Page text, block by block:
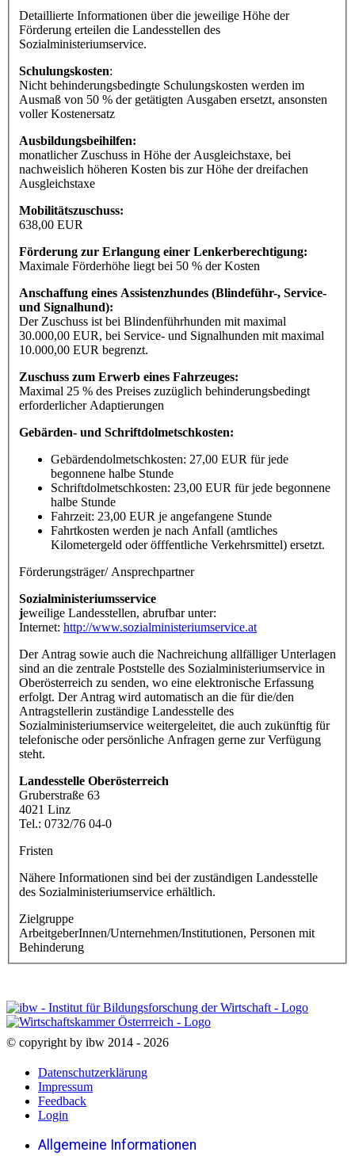
Detaillierte Informationen über die jeweilige Höhe der
Förderung erteilen die Landesstellen des
Sozialministeriumservice.
Schulungskosten:
Nicht behinderungsbedingte Schulungskosten werden im
Ausmaß von 50 % der getätigten Ausgaben ersetzt, ansonsten
voller Kostenersatz
Ausbildungsbeihilfen:
monatlicher Zuschuss in Höhe der Ausgleichstaxe, bei
nachweislich höheren Kosten bis zur Höhe der dreifachen
Ausgleichstaxe
Mobilitätszuschuss:
638,00 EUR
Förderung zur Erlangung einer Lenkerberechtigung:
Maximale Förderhöhe liegt bei 50 % der Kosten
Anschaffung eines Assistenzhundes (Blindeführ-, Service-
und Signalhund):
Der Zuschuss ist bei Blindenführhunden mit maximal
30.000,00 EUR, bei Service- und Signalhunden mit maximal
10.000,00 EUR begrenzt.
Zuschuss zum Erwerb eines Fahrzeuges:
Maximal 25 % des Preises zuzüglich behinderungsbedingt
erforderlicher Adaptierungen
Gebärden- und Schriftdolmetschkosten:
Gebärdendolmetschkosten: 27,00 EUR für jede
begonnene halbe Stunde
Schriftdolmetschkosten: 23,00 EUR für jede begonnene
halbe Stunde
Fahrzeit: 23,00 EUR je angefangene Stunde
Fahrtkosten werden je nach Anfall (amtliches
Kilometergeld oder öfffentliche Verkehrsmittel) ersetzt.
Förderungsträger/ Ansprechpartner
Sozialministeriumsservice
jeweilige Landesstellen, abrufbar unter:
Internet: http://www.sozialministeriumservice.at
Der Antrag sowie auch die Nachreichung allfälliger Unterlagen
sind an die zentrale Poststelle des Sozialministeriumservice in
Oberösterreich zu senden, wo eine elektronische Erfassung
erfolgt. Der Antrag wird automatisch an die für die/den
Antragstellerin zuständige Landesstelle des
Sozialministeriumservice weitergeleitet, die auch zukünftig für
telefonische oder persönliche Anfragen gerne zur Verfügung
steht.
Landesstelle Oberösterreich
Gruberstraße 63
4021 Linz
Tel.: 0732/76 04-0
Fristen
Nähere Informationen sind bei der zuständigen Landesstelle
des Sozialministeriumservice erhältlich.
Zielgruppe
ArbeitgeberInnen/Unternehmen/Institutionen, Personen mit
Behinderung
© copyright by ibw 2014 - 2026
Datenschutzerklärung
Impressum
Feedback
Login
Allgemeine Informationen